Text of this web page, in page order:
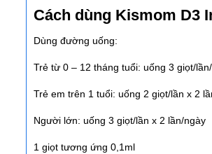
Cách dùng Kismom D3
Dùng đường uống:
Trẻ từ 0 – 12 tháng tuổi: uống 3 giọt/
Trẻ em trên 1 tuổi: uống 2 giọt/lần x 2
Người lớn: uống 3 giọt/lần x 2 lần/ngày
1 giọt tương ứng 0,1ml